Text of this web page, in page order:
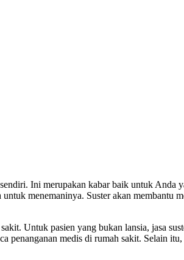
Ini merupakan kabar baik untuk Anda
menemaninya. Suster akan membantu
Untuk pasien yang bukan lansia, jasa
penanganan medis di rumah sakit. Selain